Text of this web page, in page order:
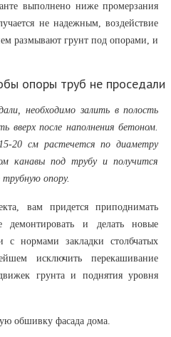
выполнено ниже промерзания
не надежным, воздействие
размывают грунт под опорами, и
опоры труб не проседали
необходимо залить в полость
вверх после наполнения бетоном.
20 см растечется по диаметру
канавы под трубу и получится
трубную опору.
вам придется приподнимать
и делать новые
с нормами закладки столбчатых
исключить перекашивание
грунта и поднятия уровня
обшивку фасада дома.